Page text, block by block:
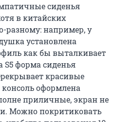
сиденья
в китайских
разному: например, у
установлена
как бы выталкивает
S5 форма сиденья
красивые
оформлена
приличные, экран не
Можно покритиковать